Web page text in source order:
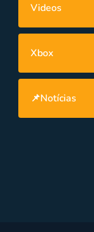
Videos
Xbox
📌Notícias